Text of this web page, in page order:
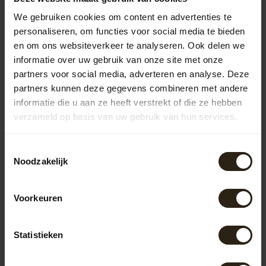
We gebruiken cookies om content en advertenties te
personaliseren, om functies voor social media te bieden
en om ons websiteverkeer te analyseren. Ook delen we
informatie over uw gebruik van onze site met onze
partners voor social media, adverteren en analyse. Deze
partners kunnen deze gegevens combineren met andere
informatie die u aan ze heeft verstrekt of die ze hebben
verzameld op basis van uw gebruik van hun services.
Noodzakelijk
Voorkeuren
Statistieken
strakke, moderne look en zijn zeer duurzaam. Kunststof
regentonnen zijn lichtgewicht en onderhoudsvriendelijk,
maar missen vaak de charme van natuurlijke materialen.
Houten regentonnen
De houten regentonnen van Barrel Atelier zijn vervaardigd
uit gerecyclede wijn-, whisky- en portvaten. Deze unieke
regentonnen combineren functionaliteit met een
robuuste uitstraling, waardoor ze een eyecatcher zijn in
elke tuin. Bovendien draagt het hergebruik van
Onze zinken regentonnen zijn niet alleen praktisch, maar
weersomstandigheden en hebben een lange levensduur.
De strakke vormgeving maakt ze geschikt voor zowel
Regentonnen met pomp of kraan